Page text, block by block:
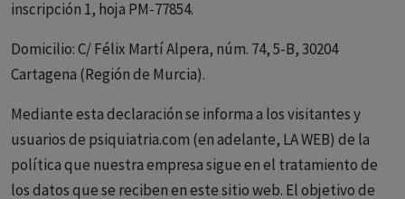
inscripción 1, hoja PM-77854.
Domicilio: C/ Félix Martí Alpera, núm. 74, 5-B, 30204
Cartagena (Región de Murcia).
Mediante esta declaración se informa a los visitantes y
usuarios de psiquiatria.com (en adelante, LA WEB) de la
política que nuestra empresa sigue en el tratamiento de
los datos que se reciben en este sitio web. El objetivo de